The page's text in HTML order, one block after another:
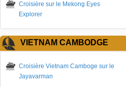
Croisière sur le Mekong Eyes
Explorer
VIETNAM CAMBODGE
Croisière Vietnam Camboge sur le
Jayavarman